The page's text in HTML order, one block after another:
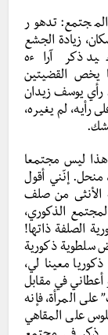
تدهور
زيادة الجشع
ذكر آراءه
يخص القضيتين
رأي يوسف زيدان
رأيه، لم يغيره،
هذا ليس مجتمعا
منحل. إنّني أقول
الأنثى من صلف
الذكوري،
الصلفة ذاتها!
سلطوية ذكورية
معينا لي،
أعطاني في مقابل
المرأة، فإنه
على المقاهي